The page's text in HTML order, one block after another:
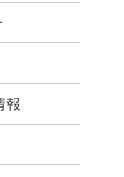
報